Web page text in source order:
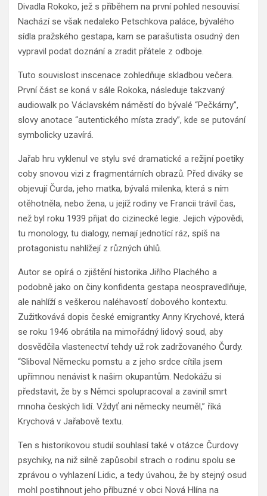
Divadla Rokoko, jež s příběhem na první pohled nesouvisí.
Nachází se však nedaleko Petschkova paláce, bývalého
sídla pražského gestapa, kam se parašutista osudný den
vypravil podat doznání a zradit přátele z odboje.
Tuto souvislost inscenace zohledňuje skladbou večera.
První část se koná v sále Rokoka, následuje takzvaný
audiowalk po Václavském náměstí do bývalé “Pečkárny”,
slovy anotace “autentického místa zrady”, kde se putování
symbolicky uzavírá.
Jařab hru vyklenul ve stylu své dramatické a režijní poetiky
coby snovou vizi z fragmentárních obrazů. Před diváky se
objevují Čurda, jeho matka, bývalá milenka, která s ním
otěhotněla, nebo žena, u jejíž rodiny ve Francii trávil čas,
než byl roku 1939 přijat do cizinecké legie. Jejich výpovědi,
tu monology, tu dialogy, nemají jednotící ráz, spíš na
protagonistu nahlížejí z různých úhlů.
Autor se opírá o zjištění historika Jiřího Plachého a
podobně jako on činy konfidenta gestapa neospravedlňuje,
ale nahlíží s veškerou naléhavostí dobového kontextu.
Zužitkovává dopis české emigrantky Anny Krychové, která
se roku 1946 obrátila na mimořádný lidový soud, aby
dosvědčila vlastenectví tehdy už rok zadržovaného Čurdy.
“Sliboval Německu pomstu a z jeho srdce cítila jsem
upřímnou nenávist k našim okupantům. Nedokážu si
představit, že by s Němci spolupracoval a zavinil smrt
mnoha českých lidí. Vždyť ani německy neuměl,” říká
Krychová v Jařabově textu.
Ten s historikovou studií souhlasí také v otázce Čurdovy
psychiky, na niž silně zapůsobil strach o rodinu spolu se
zprávou o vyhlazení Lidic, a tedy úvahou, že by stejný osud
mohl postihnout jeho příbuzné v obci Nová Hlína na